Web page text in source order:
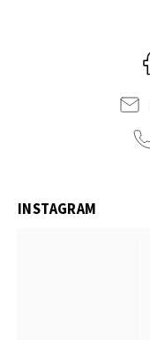
INSTAGRAM